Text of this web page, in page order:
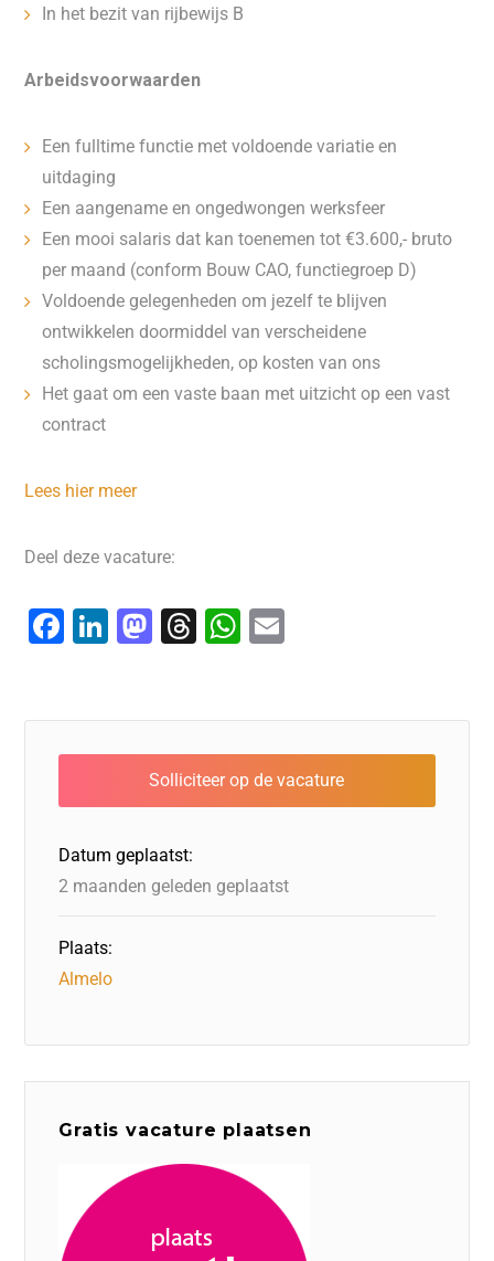
In het bezit van rijbewijs B
Arbeidsvoorwaarden
Een fulltime functie met voldoende variatie en
uitdaging
Een aangename en ongedwongen werksfeer
Een mooi salaris dat kan toenemen tot €3.600,- bruto
per maand (conform Bouw CAO, functiegroep D)
Voldoende gelegenheden om jezelf te blijven
ontwikkelen doormiddel van verscheidene
scholingsmogelijkheden, op kosten van ons
Het gaat om een vaste baan met uitzicht op een vast
contract
Lees hier meer
Deel deze vacature:
F
e
b
o
o
k
Li
e
dI
n
M
o
d
o
n
T
a
d
s
W
s
A
p
l
Datum geplaatst:
2 maanden geleden geplaatst
Plaats:
Almelo
Gratis vacature plaatsen